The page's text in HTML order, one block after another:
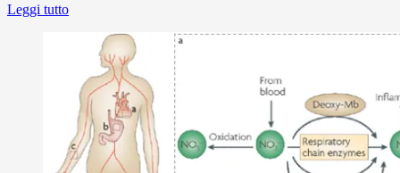
Leggi tutto